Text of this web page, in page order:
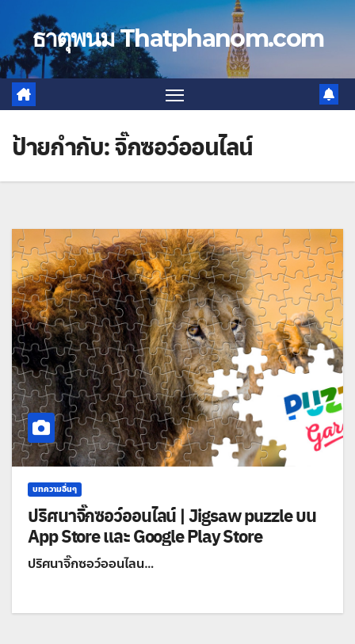
contentธาตุพนม Thatphanom.com
ป้ายกำกับ:จิ๊กซอว์ออนไลน์
บทความอื่นๆ
ปริศนาจิ๊กซอว์ออนไลน์ | Jigsaw puzzle บน
App Store และ Google Play Store
ปริศนาจิ๊กซอว์ออนไลน…